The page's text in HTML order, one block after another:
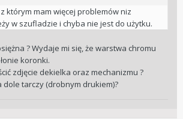
którym mam więcej problemów niz
w szufladzie i chyba nie jest do użytku.
? Wydaje mi się, że warstwa chromu
koronki.
zdjęcie dekielka oraz mechanizmu ?
dole tarczy (drobnym drukiem)?